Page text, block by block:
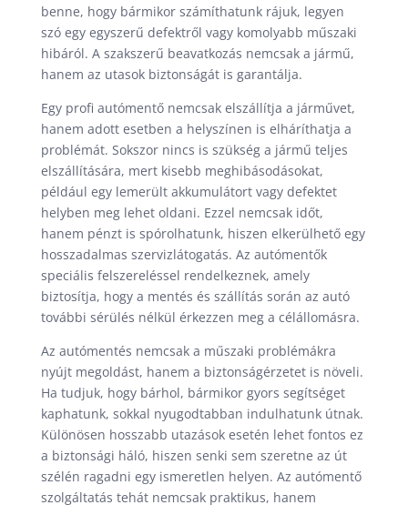
benne, hogy bármikor számíthatunk rájuk, legyen
szó egy egyszerű defektről vagy komolyabb műszaki
hibáról. A szakszerű beavatkozás nemcsak a jármű,
hanem az utasok biztonságát is garantálja.
Egy profi autómentő nemcsak elszállítja a járművet,
hanem adott esetben a helyszínen is elháríthatja a
problémát. Sokszor nincs is szükség a jármű teljes
elszállítására, mert kisebb meghibásodásokat,
például egy lemerült akkumulátort vagy defektet
helyben meg lehet oldani. Ezzel nemcsak időt,
hanem pénzt is spórolhatunk, hiszen elkerülhető egy
hosszadalmas szervizlátogatás. Az autómentők
speciális felszereléssel rendelkeznek, amely
biztosítja, hogy a mentés és szállítás során az autó
további sérülés nélkül érkezzen meg a célállomásra.
Az autómentés nemcsak a műszaki problémákra
nyújt megoldást, hanem a biztonságérzetet is növeli.
Ha tudjuk, hogy bárhol, bármikor gyors segítséget
kaphatunk, sokkal nyugodtabban indulhatunk útnak.
Különösen hosszabb utazások esetén lehet fontos ez
a biztonsági háló, hiszen senki sem szeretne az út
szélén ragadni egy ismeretlen helyen. Az autómentő
szolgáltatás tehát nemcsak praktikus, hanem